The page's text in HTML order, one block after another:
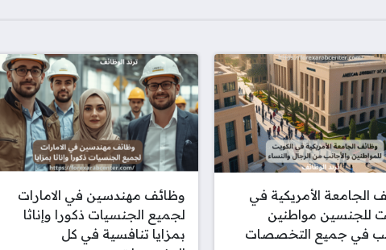
الجامعة الأمريكية في
للجنسين مواطنين
في جميع التخصصات
وظائف مهندسين في الامارات
لجميع الجنسيات ذكورا وإناثا
بمزايا تنافسية في كل